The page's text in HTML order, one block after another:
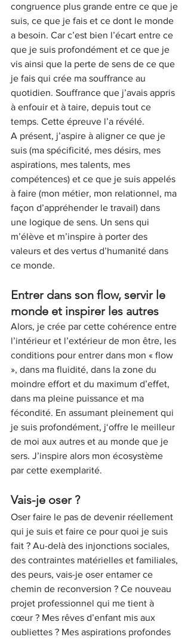
congruence plus grande entre ce que je
suis, ce que je fais et ce dont le monde
a besoin. Car c’est bien l’écart entre ce
que je suis profondément et ce que je
vis ainsi que la perte de sens de ce que
je fais qui crée ma souffrance au
quotidien. Souffrance que j’avais appris
à enfouir et à taire, depuis tout ce
temps. Cette épreuve l’a révélé.
A présent, j’aspire à aligner ce que je
suis (ma spécificité, mes désirs, mes
aspirations, mes talents, mes
compétences) et ce que je suis appelés
à faire (mon métier, mon relationnel, ma
façon d’appréhender le travail) dans
une logique de sens. Un sens qui
m’élève et m’inspire à porter des
valeurs et des vertus d’humanité dans
ce monde.
Entrer dans son flow, servir le
monde et inspirer les autres
Alors, je crée par cette cohérence entre
l’intérieur et l’extérieur de mon être, les
conditions pour entrer dans mon « flow
», dans ma fluidité, dans la zone du
moindre effort et du maximum d’effet,
dans ma pleine puissance et ma
fécondité. En assumant pleinement qui
je suis profondément, j‘offre le meilleur
de moi aux autres et au monde que je
sers. J’inspire alors mon écosystème
par cette exemplarité.
Vais-je oser ?
Oser faire le pas de devenir réellement
qui je suis et faire ce pour quoi je suis
fait ? Au-delà des injonctions sociales,
des contraintes matérielles et familiales,
des peurs, vais-je oser entamer ce
chemin de reconversion ? Ce nouveau
projet professionnel qui me tient à
cœur ? Mes rêves d’enfant mis aux
oubliettes ? Mes aspirations profondes